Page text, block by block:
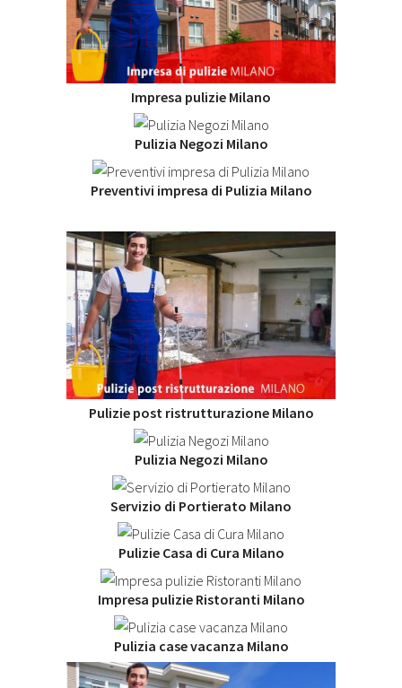
Impresa pulizie Milano
Pulizia Negozi Milano
Preventivi impresa di Pulizia Milano
Pulizie post ristrutturazione Milano
Pulizia Negozi Milano
Servizio di Portierato Milano
Pulizie Casa di Cura Milano
Impresa pulizie Ristoranti Milano
Pulizia case vacanza Milano